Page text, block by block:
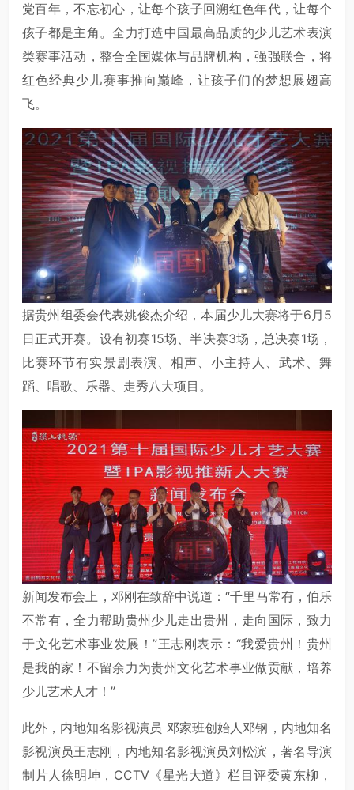
党百年，不忘初心，让每个孩子回溯红色年代，让每个
孩子都是主角。全力打造中国最高品质的少儿艺术表演
类赛事活动，整合全国媒体与品牌机构，强强联合，将
红色经典少儿赛事推向巅峰，让孩子们的梦想展翅高
飞。
据贵州组委会代表姚俊杰介绍，本届少儿大赛将于6月5
日正式开赛。设有初赛15场、半决赛3场，总决赛1场，
比赛环节有实景剧表演、相声、小主持人、武术、舞
蹈、唱歌、乐器、走秀八大项目。
新闻发布会上，邓刚在致辞中说道：“千里马常有，伯乐
不常有，全力帮助贵州少儿走出贵州，走向国际，致力
于文化艺术事业发展！”王志刚表示：“我爱贵州！贵州
是我的家！不留余力为贵州文化艺术事业做贡献，培养
少儿艺术人才！”
此外，内地知名影视演员 邓家班创始人邓钢，内地知名
影视演员王志刚，内地知名影视演员刘松滨，著名导演
制片人徐明坤，CCTV《星光大道》栏目评委黄东柳，